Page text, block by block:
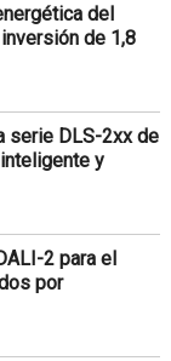
del
de 1,8
serie DLS-2xx de
y
2 para el
por